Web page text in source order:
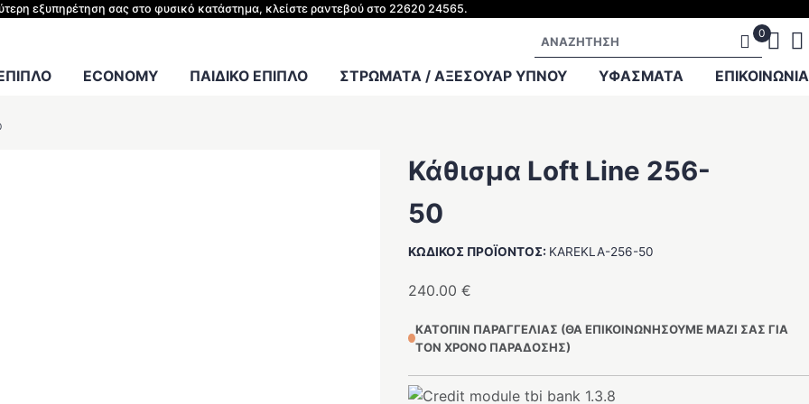
εξυπηρέτηση σας στο φυσικό κατάστημα, κλείστε ραντεβού στο 22620 24565.
ΑναζήτησηΜΙΚΡΟΕΠΙΠΛΑ
ECONOMY ΠΑΙΔΙΚΟ ΕΠΙΠΛΟ ΣΤΡΩΜΑΤΑ / ΑΞΕΣΟΥΑΡ ΥΠΝΟΥ
ΜΑΞΙΛΑΡΙΑ
ΥΦΑΣΜΑΤΑ ΕΠΙΚΟΙΝΩΝΙΑ
Κάθισμα Loft Line 256-
50
ΚΩΔΙΚΟΣ ΠΡΟΪΟΝΤΟΣ: KAREKLA-256-50
240.00€
ΚΑΤΟΠΙΝ ΠΑΡΑΓΓΕΛΙΑΣ (ΘΑ ΕΠΙΚΟΙΝΩΝΗΣΟΥΜΕ ΜΑΖΙ ΣΑΣ ΓΙΑ
ΤΟΝ ΧΡΟΝΟ ΠΑΡΑΔΟΣΗΣ)